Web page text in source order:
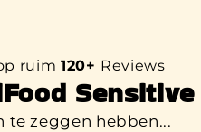
ruim 120+ Reviews
Sensitive
te zeggen hebben...